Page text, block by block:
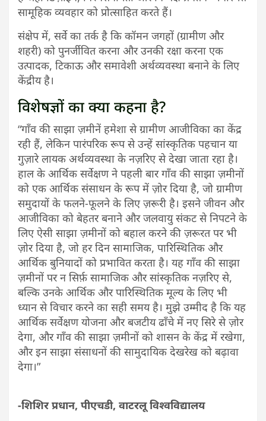
सामूहिक व्यवहार को प्रोत्साहित करते हैं।
संक्षेप में, सर्वे का तर्क है कि कॉमन जगहों (ग्रामीण और
शहरी) को पुनर्जीवित करना और उनकी रक्षा करना एक
उत्पादक, टिकाऊ और समावेशी अर्थव्यवस्था बनाने के लिए
केंद्रीय है।
विशेषज्ञों का क्या कहना है?
“गाँव की साझा ज़मीनें हमेशा से ग्रामीण आजीविका का केंद्र
रही हैं, लेकिन पारंपरिक रूप से उन्हें सांस्कृतिक पहचान या
गुज़ारे लायक अर्थव्यवस्था के नज़रिए से देखा जाता रहा है।
हाल के आर्थिक सर्वेक्षण ने पहली बार गाँव की साझा ज़मीनों
को एक आर्थिक संसाधन के रूप में ज़ोर दिया है, जो ग्रामीण
समुदायों के फलने-फूलने के लिए ज़रूरी है। इसने जीवन और
आजीविका को बेहतर बनाने और जलवायु संकट से निपटने के
लिए ऐसी साझा ज़मीनों को बहाल करने की ज़रूरत पर भी
ज़ोर दिया है, जो हर दिन सामाजिक, पारिस्थितिक और
आर्थिक बुनियादों को प्रभावित करता है। यह गाँव की साझा
ज़मीनों पर न सिर्फ़ सामाजिक और सांस्कृतिक नज़रिए से,
बल्कि उनके आर्थिक और पारिस्थितिक मूल्य के लिए भी
ध्यान से विचार करने का सही समय है। मुझे उम्मीद है कि यह
आर्थिक सर्वेक्षण योजना और बजटीय ढाँचे में नए सिरे से ज़ोर
देगा, और गाँव की साझा ज़मीनों को शासन के केंद्र में रखेगा,
और इन साझा संसाधनों की सामुदायिक देखरेख को बढ़ावा
देगा।”
-शिशिर प्रधान, पीएचडी, वाटरलू विश्वविद्यालय